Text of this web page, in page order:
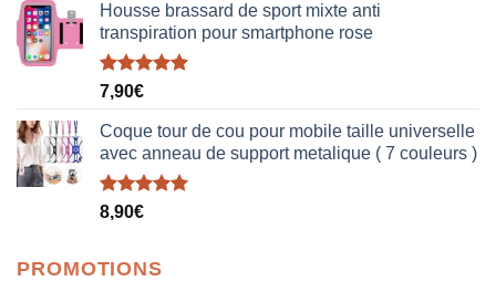
Housse brassard de sport mixte anti
transpiration pour smartphone rose
Note5.00
7,90€
Coque tour de cou pour mobile taille universelle
avec anneau de support metalique ( 7 couleurs )
Note5.00
8,90€
PROMOTIONS